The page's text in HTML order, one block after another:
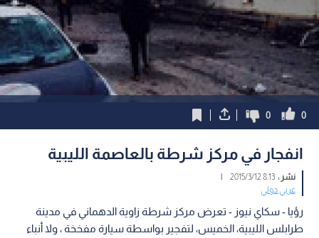
0
0
انفجار في مركز شرطة بالعاصمة الليبية
نشر :8:13 2015/3/12
|
عربي دولي
رؤيا - سكاي نيوز - تعرض مركز شرطة زاوية الدهماني في مدينة
طرابلس الليبية، الخميس، لتفجير بواسطة سيارة مفخخة ، ولا أنباء